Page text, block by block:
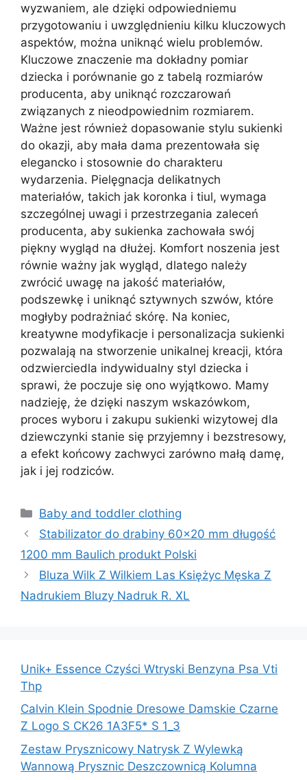
wyzwaniem, ale dzięki odpowiedniemu
przygotowaniu i uwzględnieniu kilku kluczowych
aspektów, można uniknąć wielu problemów.
Kluczowe znaczenie ma dokładny pomiar
dziecka i porównanie go z tabelą rozmiarów
producenta, aby uniknąć rozczarowań
związanych z nieodpowiednim rozmiarem.
Ważne jest również dopasowanie stylu sukienki
do okazji, aby mała dama prezentowała się
elegancko i stosownie do charakteru
wydarzenia. Pielęgnacja delikatnych
materiałów, takich jak koronka i tiul, wymaga
szczególnej uwagi i przestrzegania zaleceń
producenta, aby sukienka zachowała swój
piękny wygląd na dłużej. Komfort noszenia jest
równie ważny jak wygląd, dlatego należy
zwrócić uwagę na jakość materiałów,
podszewkę i uniknąć sztywnych szwów, które
mogłyby podrażniać skórę. Na koniec,
kreatywne modyfikacje i personalizacja sukienki
pozwalają na stworzenie unikalnej kreacji, która
odzwierciedla indywidualny styl dziecka i
sprawi, że poczuje się ono wyjątkowo. Mamy
nadzieję, że dzięki naszym wskazówkom,
proces wyboru i zakupu sukienki wizytowej dla
dziewczynki stanie się przyjemny i bezstresowy,
a efekt końcowy zachwyci zarówno małą damę,
jak i jej rodziców.
Kategorie
Baby and toddler clothing
Stabilizator do drabiny 60×20 mm długość
1200 mm Baulich produkt Polski
Bluza Wilk Z Wilkiem Las Księżyc Męska Z
Nadrukiem Bluzy Nadruk R. XL
Unik+ Essence Czyści Wtryski Benzyna Psa Vti
Thp
Calvin Klein Spodnie Dresowe Damskie Czarne
Z Logo S CK26 1A3F5* S 1_3
Zestaw Prysznicowy Natrysk Z Wylewką
Wannową Prysznic Deszczownicą Kolumna